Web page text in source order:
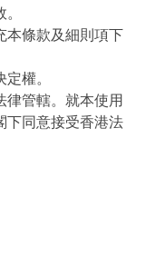
本條款及細則項下
權。
律管轄。就本使用
下同意接受香港法